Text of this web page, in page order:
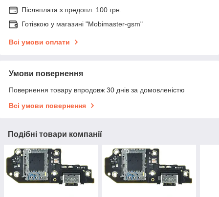
Післяплата з предопл. 100 грн.
Готівкою у магазині "Mobimaster-gsm"
Всі умови оплати
Умови повернення
Повернення товару впродовж 30 днів за домовленістю
Всі умови повернення
Подібні товари компанії